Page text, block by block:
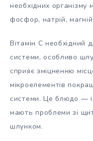
необхідних організму
фосфор, натрій,
Вітамін С необхідний
системи, особливо
сприяє зміцненню
мікроелементів
системи. Це блюдо —
мають проблеми зі
шлунком.